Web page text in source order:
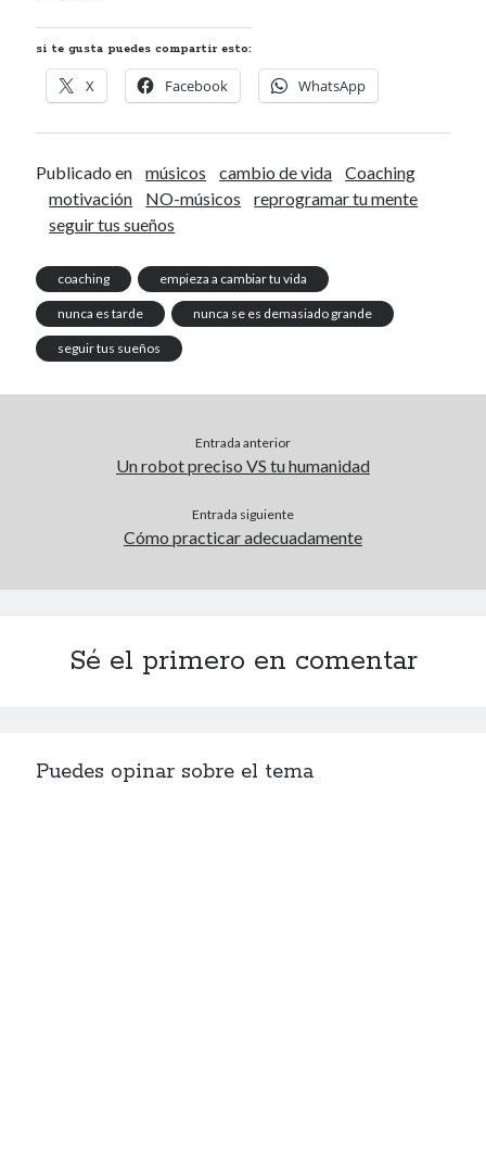
si te gusta puedes compartir esto:
X Facebook WhatsApp
Publicado en músicos cambio de vida
Coaching
motivación
NO-músicos
reprogramar tu mente
seguir tus sueños
coaching empieza a cambiar tu vida
nunca es tarde nunca se es demasiado grande
seguir tus sueños
Entrada anterior
Un robot preciso VS tu humanidad
Entrada siguiente
Cómo practicar adecuadamente
Sé el primero en comentar
Puedes opinar sobre el tema